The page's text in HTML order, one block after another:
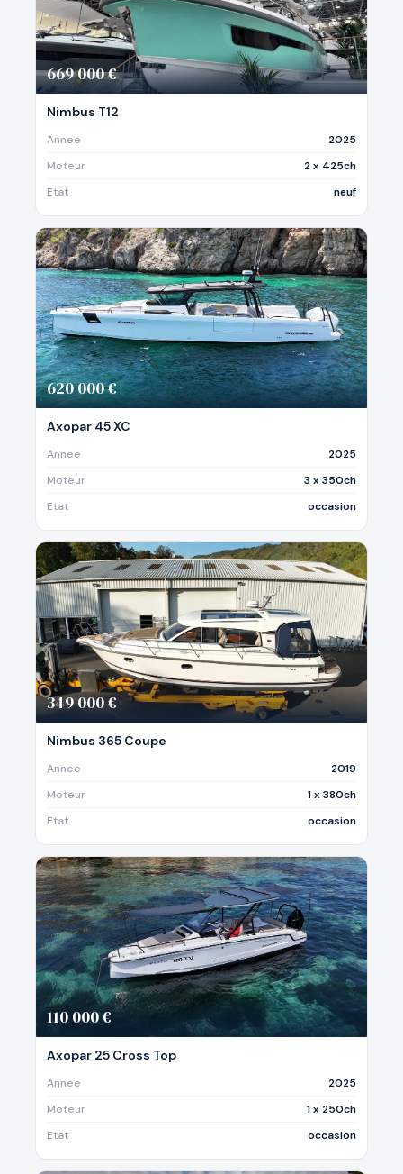
669 000 €
Nimbus T12
Annee
2025
Moteur
2 x 425ch
Etat
neuf
620 000 €
Axopar 45 XC
Annee
2025
Moteur
3 x 350ch
Etat
occasion
349 000 €
Nimbus 365 Coupe
Annee
2019
Moteur
1 x 380ch
Etat
occasion
110 000 €
Axopar 25 Cross Top
Annee
2025
Moteur
1 x 250ch
Etat
occasion